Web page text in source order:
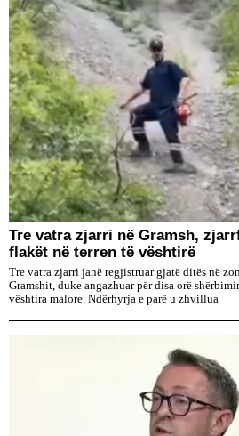
Tre vatra zjarri në Gramsh,
flakët në terren të vështirë
Tre vatra zjarri janë regjistruar gjatë ditës në
Gramshit, duke angazhuar për disa orë
vështira malore. Ndërhyrja e parë u zhvillua